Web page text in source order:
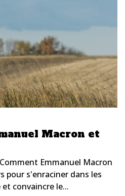
Macron et
Comment Emmanuel Macron
pour s'enraciner dans les
convaincre le...